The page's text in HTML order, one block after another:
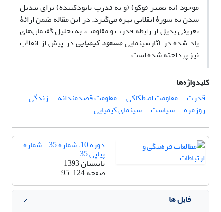
موجود (به تعبیر فوکو) (و نه قدرتِ نابودکننده) برای تبدیل
شدن به سوژۀ انقلابی بهره می‌گیرد. در این مقاله ضمن ارائۀ
تعریفی بدیل از رابطه قدرت و مقاومت، به تحلیل گفتمان‌های
یاد شده در آثارسینماییمسعود کیمیایی در پیش از انقلاب
نیز پرداخته شده است.
کلیدواژه‌ها
قدرت
مقاومت اصطکاکی مقاومت قصدمندانه
زندگی
روزمره
سیاست سینمای کیمیایی
دوره 10، شماره 35 - شماره
پیاپی 35
تابستان 1393
صفحه95-124
فایل ها